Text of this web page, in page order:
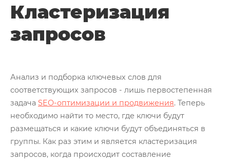
Кластеризация
запросов
Анализ и подборка ключевых слов для
соответствующих запросов - лишь первостепенная
задача SEO-оптимизации и продвижения. Теперь
необходимо найти то место, где ключи будут
размещаться и какие ключи будут объединяться в
группы. Как раз этим и является кластеризация
запросов, когда происходит составление
Техническая поддержка сайтов
Разработка интернет-сайтов
Web-аналитика и аудит сайтов
Кейсы
Блог
Глоссарий
О нас
Вы даете согласие на обработку своих персональных данных